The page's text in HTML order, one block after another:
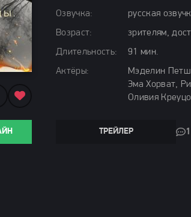
Озвучка:
русская
Возраст:
зрителям,
Длительность:
91 мин.
Актёры:
Мэделин
Эма Хорват,
Оливия
ТРЕЙЛЕР 1